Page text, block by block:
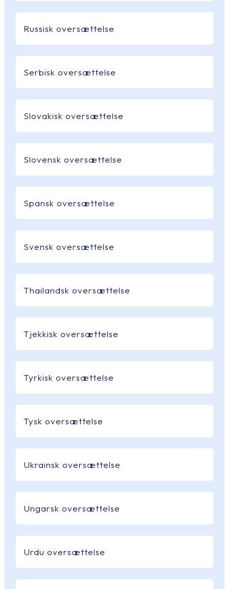
Russisk oversættelse
Serbisk oversættelse
Slovakisk oversættelse
Slovensk oversættelse
Spansk oversættelse
Svensk oversættelse
Thailandsk oversættelse
Tjekkisk oversættelse
Tyrkisk oversættelse
Tysk oversættelse
Ukrainsk oversættelse
Ungarsk oversættelse
Urdu oversættelse